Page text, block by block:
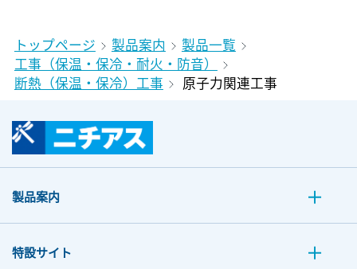
トップページ 製品案内
製品一覧
工事（保温・保冷・耐火・防音）
断熱（保温・保冷）工事
原子力関連工事
製品案内
特設サイト